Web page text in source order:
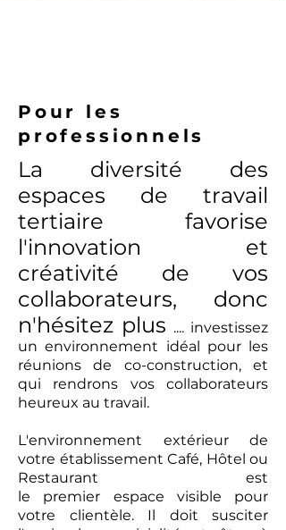
Pour les
professionnels
La diversité des
espaces de travail
tertiaire favorise
l'innovation et
créativité de vos
collaborateurs, donc
n'hésitez plus .... investissez
un environnement idéal pour les
réunions de co-construction, et
qui rendrons vos collaborateurs
heureux au travail.
L'environnement extérieur de
votre établissement Café, Hôtel ou
Restaurant est
le premier espace visible pour
votre clientèle. Il doit susciter